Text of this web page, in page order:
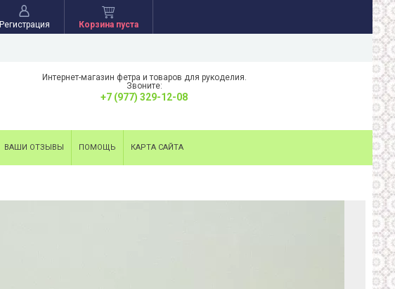
Регистрация Корзина пуста
Интернет-магазин фетра и товаров для рукоделия.
Звоните:
+7 (977) 329-12-08
ВАШИ ОТЗЫВЫ ПОМОЩЬ КАРТА САЙТА